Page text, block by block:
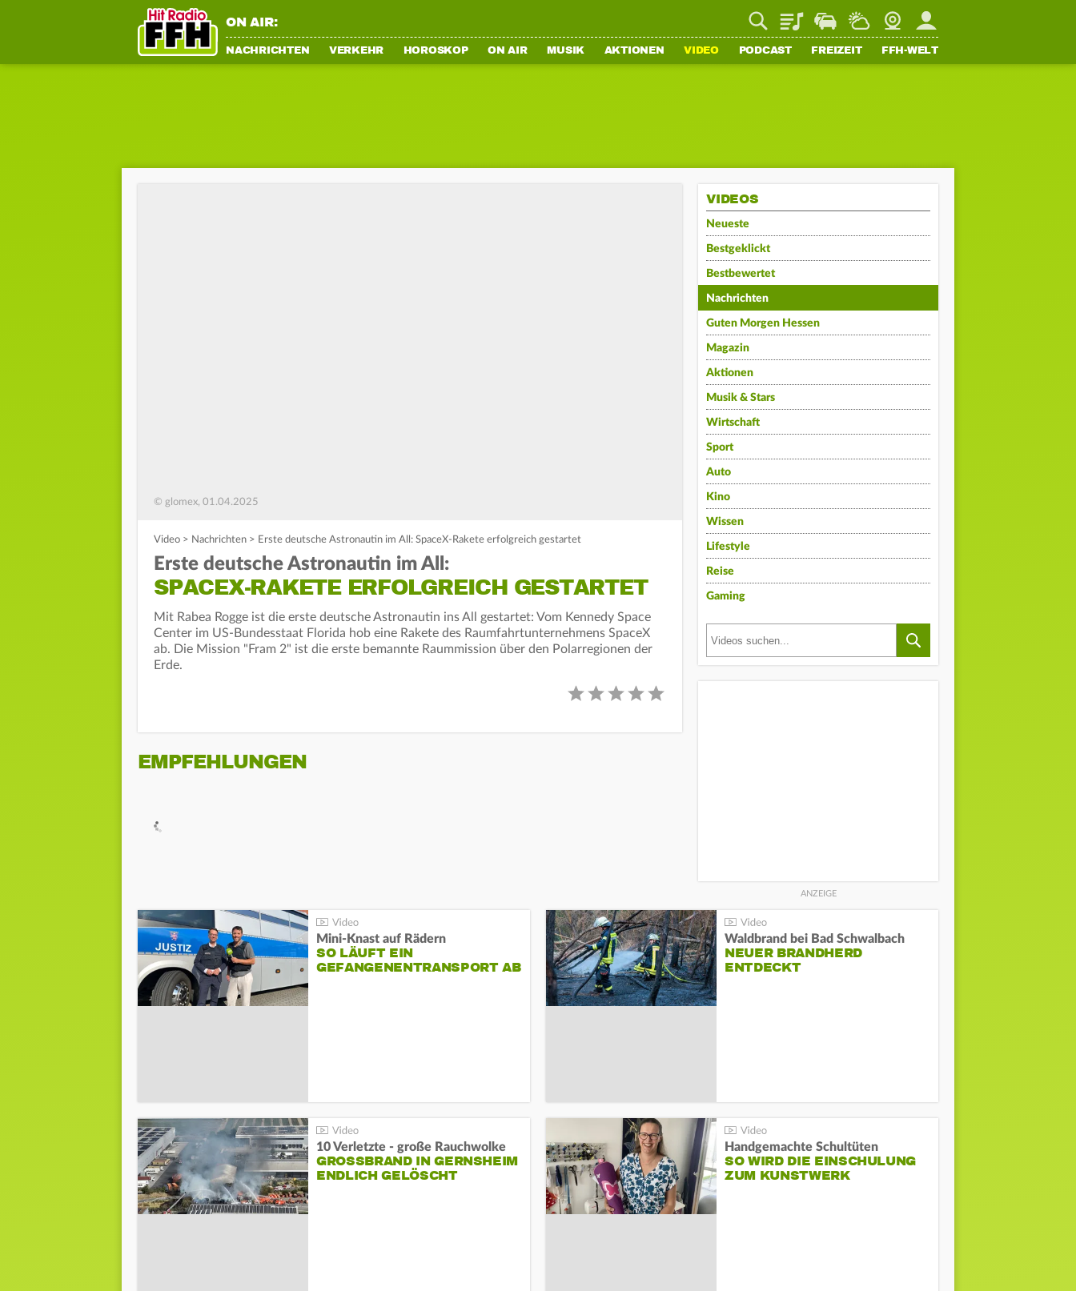
ON AIR: PlaylistStaupilotWetterWebcamMein FFH
NACHRICHTEN VERKEHR HOROSKOP ON AIR MUSIK AKTIONEN VIDEO PODCAST FREIZEIT FFH-WELT
© glomex, 01.04.2025
Video > Nachrichten > Erste deutsche Astronautin im All: SpaceX-Rakete erfolgreich gestartet
Erste deutsche Astronautin im All:
SPACEX-RAKETE ERFOLGREICH GESTARTET
Mit Rabea Rogge ist die erste deutsche Astronautin ins All gestartet: Vom Kennedy Space
Center im US-Bundesstaat Florida hob eine Rakete des Raumfahrtunternehmens SpaceX
ab. Die Mission "Fram 2" ist die erste bemannte Raummission über den Polarregionen der
Erde.
EMPFEHLUNGEN
VIDEOS
Neueste
Bestgeklickt
Bestbewertet
Nachrichten
Guten Morgen Hessen
Magazin
Aktionen
Musik & Stars
Wirtschaft
Sport
Auto
Kino
Wissen
Lifestyle
Reise
Gaming
Mini-Knast auf Rädern
SO LÄUFT EIN
GEFANGENENTRANSPORT AB
Waldbrand bei Bad Schwalbach
NEUER BRANDHERD
ENTDECKT
10 Verletzte - große Rauchwolke
GROSSBRAND IN GERNSHEIM E
NDLICH GELÖSCHT
Handgemachte Schultüten
SO WIRD DIE EINSCHULUNG
ZUM KUNSTWERK